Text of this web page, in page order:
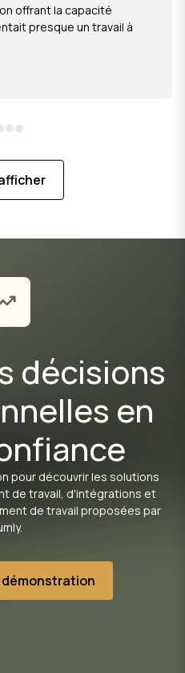
offrant la capacité
presque un travail à
décisions
en
pour découvrir les solutions
de travail, d'intégrations et
de travail proposées par
démonstration